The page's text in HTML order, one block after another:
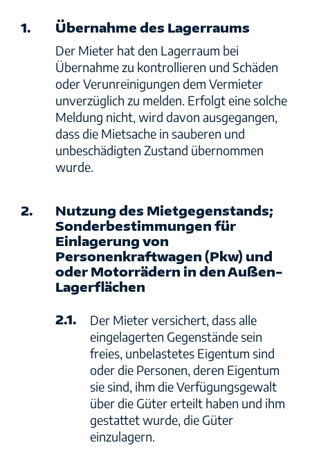
Standorte
1.
Übernahme des Lagerraums
Der Mieter hat den Lagerraum bei
Übernahme zu kontrollieren und Schäden
oder Verunreinigungen dem Vermieter
unverzüglich zu melden. Erfolgt eine solche
Meldung nicht, wird davon ausgegangen,
dass die Mietsache in sauberen und
unbeschädigten Zustand übernommen
wurde.
2.
Nutzung des Mietgegenstands;
Sonderbestimmungen für
Einlagerung von
Personenkraftwagen (Pkw) und
oder Motorrädern in den Außen-
Lagerflächen
2.1.
Der Mieter versichert, dass alle
eingelagerten Gegenstände sein
freies, unbelastetes Eigentum sind
oder die Personen, deren Eigentum
sie sind, ihm die Verfügungsgewalt
über die Güter erteilt haben und ihm
gestattet wurde, die Güter
einzulagern.